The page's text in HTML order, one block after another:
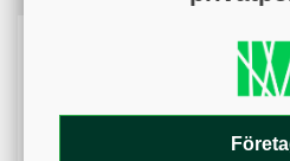
Kan du inte öppna bilagan? På
blockeras av webbläsarens
popup-fönster och nedladdningar
Säkerhetsdatablad -